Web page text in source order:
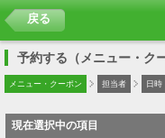
戻る
予約する（メニュー・ク
メニュー・クーポン 担当者 日時
現在選択中の項目